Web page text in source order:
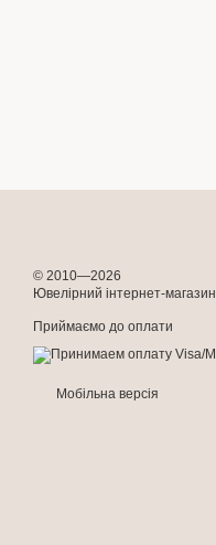
© 2010—2026
Ювелірний інтернет-магазин
Приймаємо до оплати
Мобільна версія